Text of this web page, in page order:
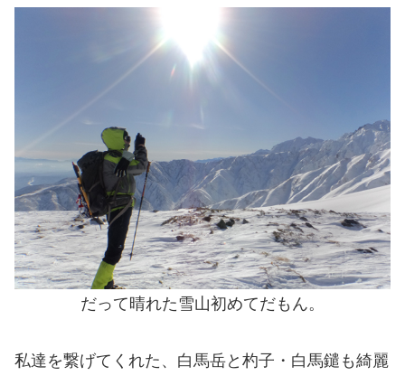
だって晴れた雪山初めてだもん。
私達を繋げてくれた、白馬岳と杓子・白馬鑓も綺麗